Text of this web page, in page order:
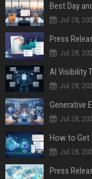
Best Day
Jul 28,
Jul 28,
AI Visibility
Jul 28,
Generative
Jul 28,
How to Get
Jul 28,